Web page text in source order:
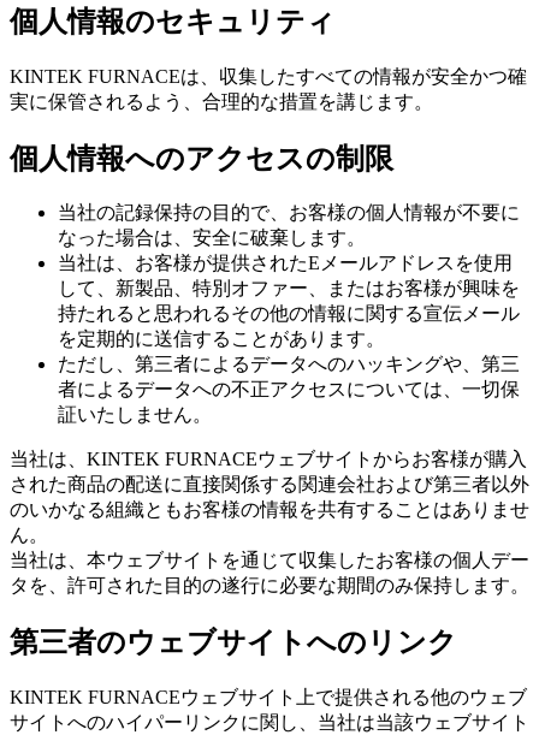
個人情報のセキュリティ
KINTEK FURNACEは、収集したすべての情報が安全かつ確
実に保管されるよう、合理的な措置を講じます。
個人情報へのアクセスの制限
当社の記録保持の目的で、お客様の個人情報が不要に
なった場合は、安全に破棄します。
当社は、お客様が提供されたEメールアドレスを使用
して、新製品、特別オファー、またはお客様が興味を
持たれると思われるその他の情報に関する宣伝メール
を定期的に送信することがあります。
ただし、第三者によるデータへのハッキングや、第三
者によるデータへの不正アクセスについては、一切保
証いたしません。
当社は、KINTEK FURNACEウェブサイトからお客様が購入
された商品の配送に直接関係する関連会社および第三者以外
のいかなる組織ともお客様の情報を共有することはありませ
ん。
当社は、本ウェブサイトを通じて収集したお客様の個人デー
タを、許可された目的の遂行に必要な期間のみ保持します。
第三者のウェブサイトへのリンク
KINTEK FURNACEウェブサイト上で提供される他のウェブ
サイトへのハイパーリンクに関し、当社は当該ウェブサイト